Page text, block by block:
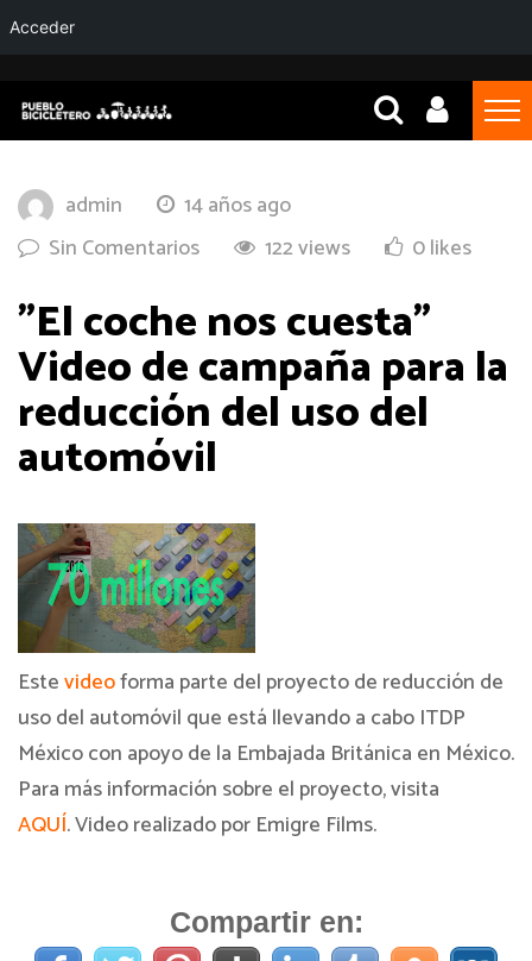
admin
14 años ago
Sin Comentarios
122 views 0 likes
"El coche nos cuesta"
Video de campaña para la
reducción del uso del
automóvil
Estevideoforma parte del proyecto de reducción de
uso del automóvil que está llevando a cabo ITDP
México con apoyo de la Embajada Británica en México.
Para más información sobre el proyecto, visita
AQUÍ.Video realizado por Emigre Films.
Compartir en:
Acceder